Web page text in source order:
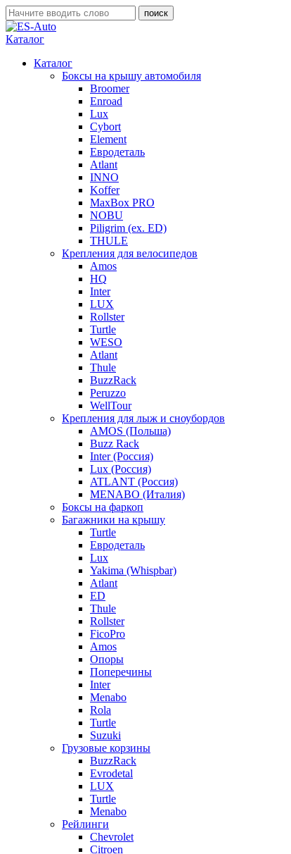
Каталог
Каталог
Боксы на крышу автомобиля
Broomer
Enroad
Lux
Cybort
Element
Евродеталь
Atlant
INNO
Koffer
MaxBox PRO
NOBU
Piligrim (ex. ED)
THULE
Крепления для велосипедов
Amos
HQ
Inter
LUX
Rollster
Turtle
WESO
Atlant
Thule
BuzzRack
Peruzzo
WellTour
Крепления для лыж и сноубордов
AMOS (Польша)
Buzz Rack
Inter (Россия)
Lux (Россия)
ATLANT (Россия)
MENABO (Италия)
Боксы на фаркоп
Багажники на крышу
Turtle
Евродеталь
Lux
Yakima (Whispbar)
Atlant
ED
Thule
Rollster
FicoPro
Amos
Опоры
Поперечины
Inter
Menabo
Rola
Turtle
Suzuki
Грузовые корзины
BuzzRack
Evrodetal
LUX
Turtle
Menabo
Рейлинги
Chevrolet
Citroen